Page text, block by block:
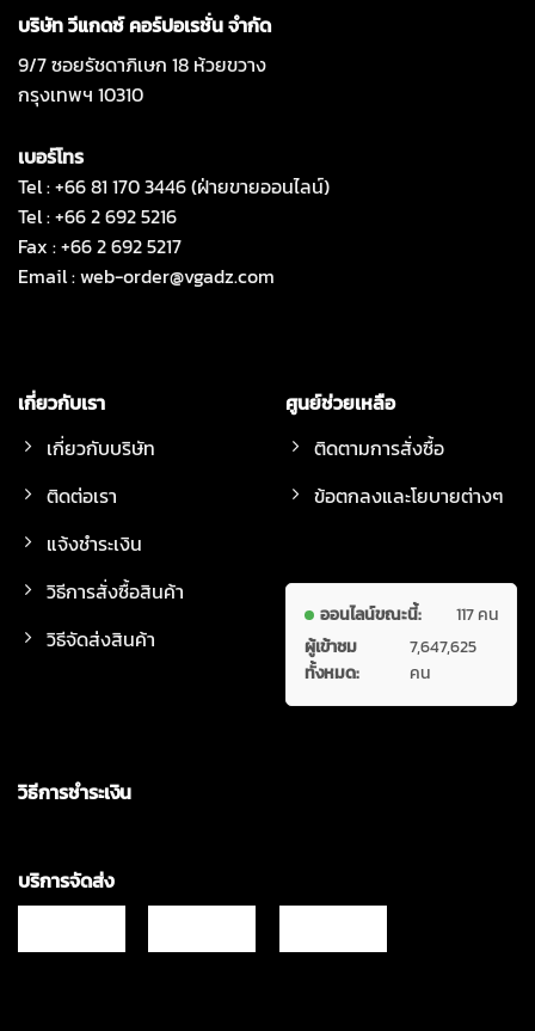
บริษัท วีแกดซ์ คอร์ปอเรชั่น จำกัด
9/7 ซอยรัชดาภิเษก 18 ห้วยขวาง
กรุงเทพฯ 10310
เบอร์โทร
Tel : +66 81 170 3446 (ฝ่ายขายออนไลน์)
Tel : +66 2 692 5216
Fax : +66 2 692 5217
Email :web-order@vgadz.com
เกี่ยวกับเรา
เกี่ยวกับบริษัท
ติดต่อเรา
แจ้งชำระเงิน
วิธีการสั่งซื้อสินค้า
วิธีจัดส่งสินค้า
ศูนย์ช่วยเหลือ
ติดตามการสั่งซื้อ
ข้อตกลงและโยบายต่างๆ
ออนไลน์ขณะนี้:
117 คน
ผู้เข้าชม
ทั้งหมด:
7,647,625
คน
วิธีการชำระเงิน
บริการจัดส่ง